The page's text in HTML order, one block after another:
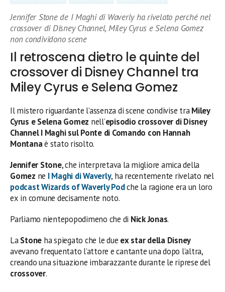
Jennifer Stone de I Maghi di Waverly ha rivelato perché nel
crossover di Disney Channel, Miley Cyrus e Selena Gomez
non condividono scene
Il retroscena dietro le quinte del
crossover di Disney Channel tra
Miley Cyrus e Selena Gomez
Il mistero riguardante l’assenza di scene condivise traMiley
Cyrus e Selena Gomez nell’episodio crossover di Disney
Channel I Maghi sul Ponte di Comando con Hannah
Montanaè stato risolto.
Jennifer Stone, che interpretava la migliore amica della
Gomez ne I Maghi di Waverly, ha recentemente rivelato nel
podcast Wizards of Waverly Podche la ragione era un loro
ex in comune decisamente noto.
Parliamo nientepopodimeno che di Nick Jonas.
LaStone ha spiegato che le due ex star della Disney
avevano frequentato l’attore e cantante una dopo l’altra,
creando una situazione imbarazzante durante le riprese del
crossover.